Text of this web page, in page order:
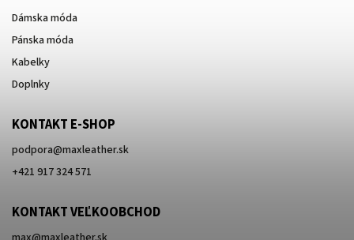
Dámska móda
Pánska móda
Kabelky
Doplnky
KONTAKT E-SHOP
podpora@maxleather.sk
+421 917 324 571
KONTAKT VEĽKOOBCHOD